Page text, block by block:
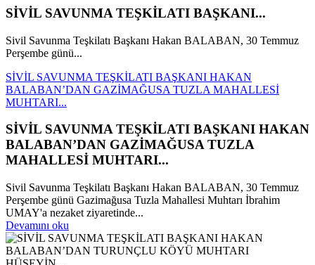
SİVİL SAVUNMA TEŞKİLATI BAŞKANI...
Sivil Savunma Teşkilatı Başkanı Hakan BALABAN, 30 Temmuz
Perşembe günü...
SİVİL SAVUNMA TEŞKİLATI BAŞKANI HAKAN
BALABAN’DAN GAZİMAĞUSA TUZLA MAHALLESİ
MUHTARI...
SİVİL SAVUNMA TEŞKİLATI BAŞKANI HAKAN
BALABAN’DAN GAZİMAĞUSA TUZLA
MAHALLESİ MUHTARI...
Sivil Savunma Teşkilatı Başkanı Hakan BALABAN, 30 Temmuz
Perşembe günü Gazimağusa Tuzla Mahallesi Muhtarı İbrahim
UMAY'a nezaket ziyaretinde...
Devamını oku